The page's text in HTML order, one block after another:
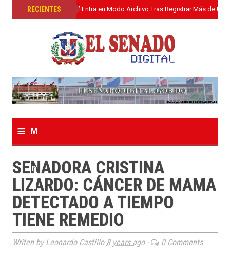
RECIENTES
»El Senado Digital Entra en Modo Archivo Tras Registrar Más de Un
≡ M
e
n
u
SENADORA CRISTINA
LIZARDO: CÁNCER DE MAMA
DETECTADO A TIEMPO
TIENE REMEDIO
Writen by Leonardo Castillo 8 years ago- 0 Comments